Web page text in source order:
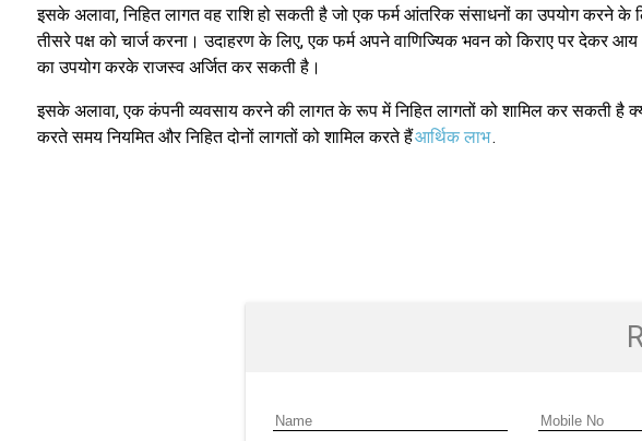
इसके अलावा, निहित लागत वह राशि हो सकती है जो एक फर्म आंतरिक संसाधनों का उपयोग करने
तीसरे पक्ष को चार्ज करना। उदाहरण के लिए, एक फर्म अपने वाणिज्यिक भवन को किराए पर देकर
का उपयोग करके राजस्व अर्जित कर सकती है।
इसके अलावा, एक कंपनी व्यवसाय करने की लागत के रूप में निहित लागतों को शामिल कर सकती है
करते समय नियमित और निहित दोनों लागतों को शामिल करते हैंआर्थिक लाभ.